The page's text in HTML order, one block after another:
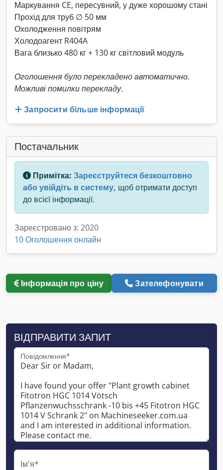
Маркування CE, пересувний, у дуже хорошому стані
Прохід для труб ∅ 50 мм
Охолодження повітрям
Холодоагент R404A
Вага близько 480 кг + 130 кг світловий модуль
Оголошення було перекладено автоматично.
Можливі помилки перекладу.
Запросити більше інформації
Постачальник
Примітка: Зареєструйтеся безкоштовно
або увійдіть в систему, щоб отримати доступ
до всієї інформації.
Зареєстровано з: 2020
10 Оголошення онлайн
Інформація про ціну Зателефонувати
ВІДПРАВИТИ ЗАПИТ
Повідомлення*
Ім'я*